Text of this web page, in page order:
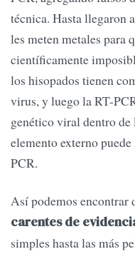
técnica. Hasta llegaron
les meten metales para
científicamente
los hisopados tienen
virus, y luego la RT-
genético viral dentro
elemento externo
PCR.
Así podemos encontrar
carentes de
simples hasta las más